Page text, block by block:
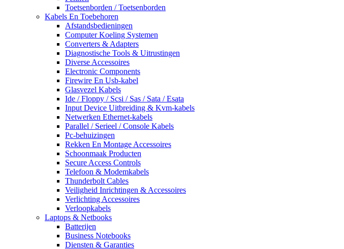
Toetsenborden / Toetsenborden
Kabels En Toebehoren
Afstandsbedieningen
Computer Koeling Systemen
Converters & Adapters
Diagnostische Tools & Uitrustingen
Diverse Accessoires
Electronic Components
Firewire En Usb-kabel
Glasvezel Kabels
Ide / Floppy / Scsi / Sas / Sata / Esata
Input Device Uitbreiding & Kvm-kabels
Netwerken Ethernet-kabels
Parallel / Serieel / Console Kabels
Pc-behuizingen
Rekken En Montage Accessoires
Schoonmaak Producten
Secure Access Controls
Telefoon & Modemkabels
Thunderbolt Cables
Veiligheid Inrichtingen & Accessoires
Verlichting Accessoires
Verloopkabels
Laptops & Netbooks
Batterijen
Business Notebooks
Diensten & Garanties